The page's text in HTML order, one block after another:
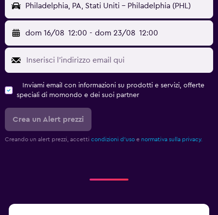
Philadelphia, PA, Stati Uniti - Philadelphia (PHL)
dom 16/08 12:00 - dom 23/08 12:00
Inviami email con informazioni su prodotti e servizi, offerte
speciali di momondo e dei suoi partner
Crea un Alert prezzi
Creando un alert prezzi, accetti condizioni d'uso e normativa sulla privacy.